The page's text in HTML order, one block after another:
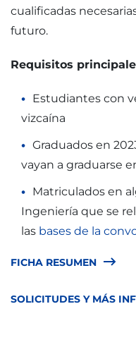
cualificadas
futuro.
Requisitos
Estudiantes con
vizcaína
Graduados en
vayan a graduarse
Matriculados en
Ingeniería que se
las bases de la
FICHA RESUMEN
SOLICITUDES Y MÁS